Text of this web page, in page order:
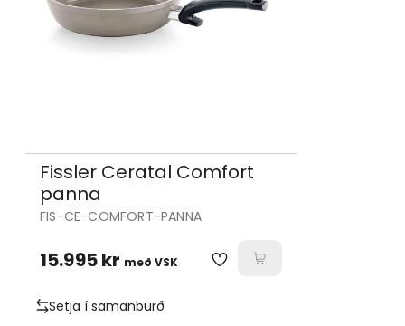
Fissler Ceratal Comfort
panna
FIS-CE-COMFORT-PANNA
15.995 kr með VSK
Setja í samanburð